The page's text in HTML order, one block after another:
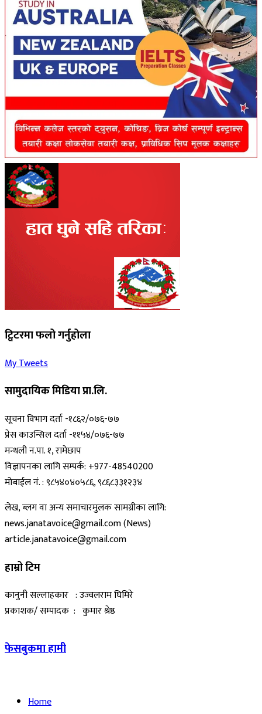
ट्विटरमा फलो गर्नुहोला
My Tweets
सामुदायिक मिडिया प्रा.लि.
सूचना विभाग दर्ता -१८६२/०७६-७७
प्रेस काउन्सिल दर्ता -११५४/०७६-७७
मन्थली न.पा. १, रामेछाप
विज्ञापनका लागि सम्पर्क: +977-48540200
मोबाईल नं. : ९८५४०४०५८६, ९८६८३३१२३४
लेख, ब्लग वा अन्य समाचारमुलक सामग्रीका लागि:
news.janatavoice@gmail.com (News)
article.janatavoice@gmail.com
हाम्रो टिम
कानुनी सल्लाहकार : उज्वलराम घिमिरे
प्रकाशक/ सम्पादक : कुमार श्रेष्ठ
फेसबुकमा हामी
Home